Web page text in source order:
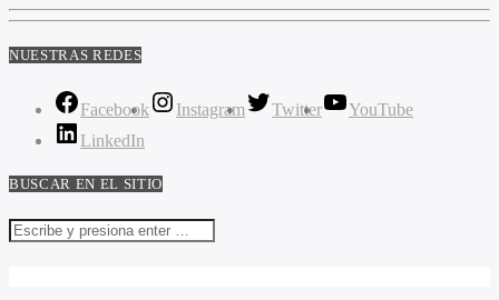
NUESTRAS REDES
Facebook Instagram Twitter
YouTube
LinkedIn
BUSCAR EN EL SITIO